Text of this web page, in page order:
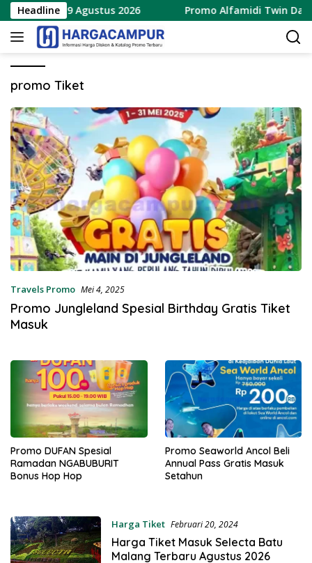
Langsung
ke
konten
Headline
8 – 9 Agustus 2026 Promo Alfamidi Twin Date
promo Tiket
Travels Promo Mei 4, 2025
Promo Jungleland Spesial Birthday Gratis Tiket
Masuk
Promo DUFAN Spesial
Ramadan NGABUBURIT
Bonus Hop Hop
Promo Seaworld Ancol Beli
Annual Pass Gratis Masuk
Setahun
Harga Tiket Februari 20, 2024
Harga Tiket Masuk Selecta Batu
Malang Terbaru Agustus 2026